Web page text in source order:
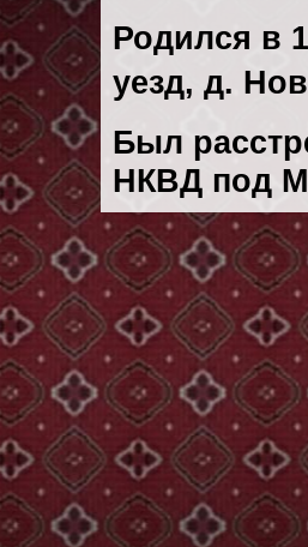
Родился в
уезд, д.
Был
НКВД под